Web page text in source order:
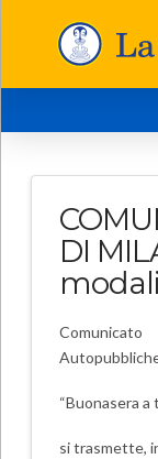
DI
“Buonasera
si trasmette,